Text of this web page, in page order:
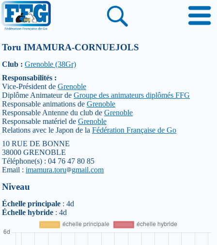
Toru IMAMURA-CORNUEJOLS
Club : Grenoble (38Gr)
Responsabilités :
Vice-Président de Grenoble
Diplôme Animateur de Groupe des animateurs diplômés FFG
Responsable animations de Grenoble
Responsable Antenne du club de Grenoble
Responsable matériel de Grenoble
Relations avec le Japon de la Fédération Française de Go
10 RUE DE BONNE
38000 GRENOBLE
Téléphone(s) : 04 76 47 80 85
Email : imamura.toru gmail.com
Niveau
Échelle principale : 4d
Échelle hybride : 4d